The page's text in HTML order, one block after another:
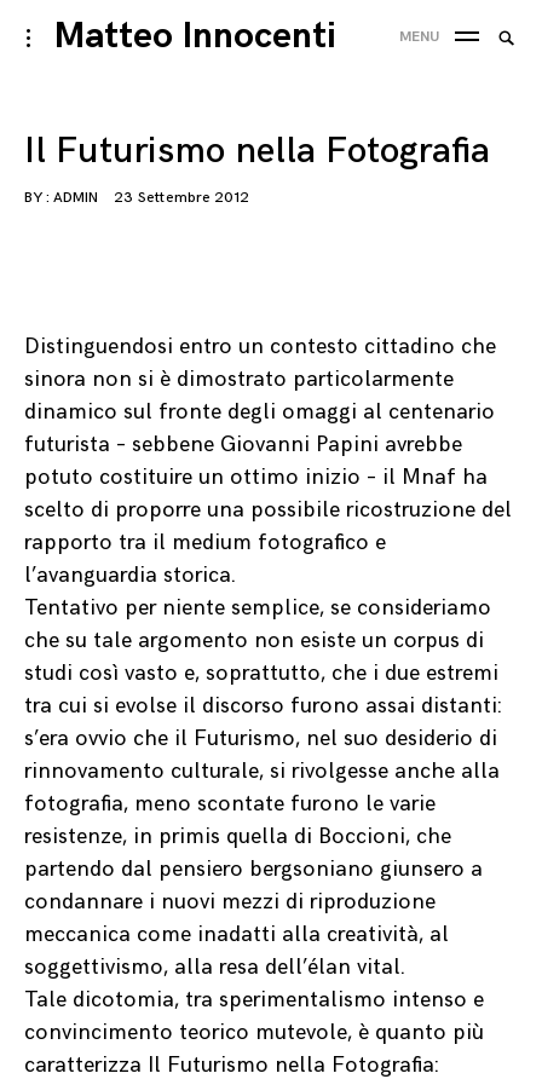
Skip
to
Matteo Innocenti
toggle
MENU
Il Futurismo nella Fotografia
BY : ADMIN 23 Settembre 2012
Distinguendosi entro un contesto cittadino che
sinora non si è dimostrato particolarmente
dinamico sul fronte degli omaggi al centenario
futurista – sebbene Giovanni Papini avrebbe
potuto costituire un ottimo inizio – il Mnaf ha
scelto di proporre una possibile ricostruzione del
rapporto tra il medium fotografico e
l’avanguardia storica.
Tentativo per niente semplice, se consideriamo
che su tale argomento non esiste un corpus di
studi così vasto e, soprattutto, che i due estremi
tra cui si evolse il discorso furono assai distanti:
s’era ovvio che il Futurismo, nel suo desiderio di
rinnovamento culturale, si rivolgesse anche alla
fotografia, meno scontate furono le varie
resistenze, in primis quella di Boccioni, che
partendo dal pensiero bergsoniano giunsero a
condannare i nuovi mezzi di riproduzione
meccanica come inadatti alla creatività, al
soggettivismo, alla resa dell’élan vital.
Tale dicotomia, tra sperimentalismo intenso e
convincimento teorico mutevole, è quanto più
caratterizza Il Futurismo nella Fotografia: